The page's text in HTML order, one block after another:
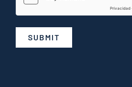
SUBMIT